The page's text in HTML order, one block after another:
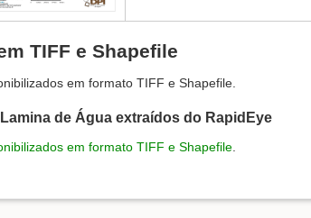
TIFF e Shapefile
em formato TIFF e Shapefile.
Lamina de Água extraídos do RapidEye
em formato TIFF e Shapefile